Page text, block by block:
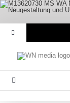
Zum
Inhalt
springen
Toggle
Navigation
Werbeartikel
E-Paper
Toggle
Navigation